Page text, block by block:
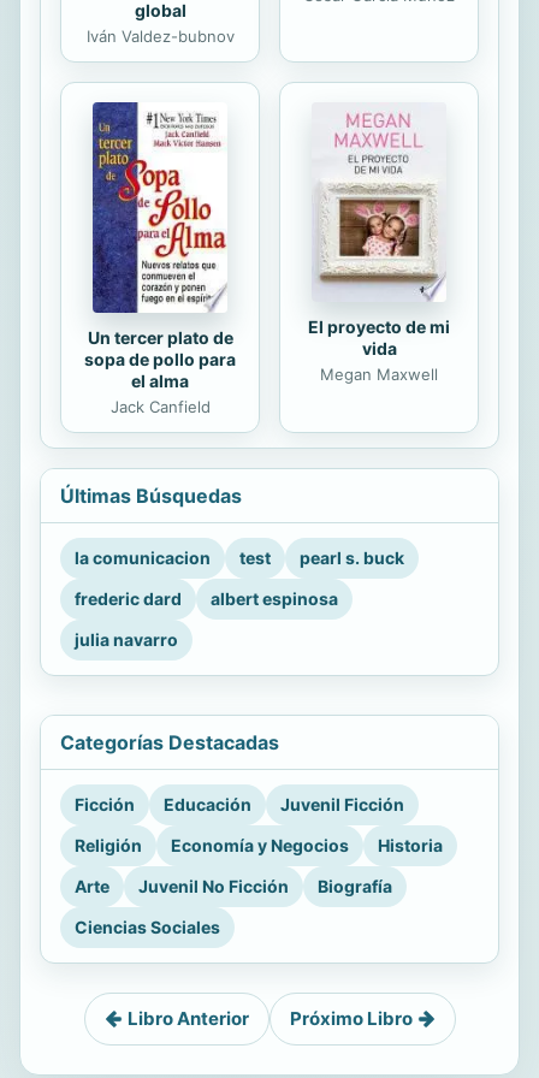
global
Iván Valdez-bubnov
Un tercer plato de
sopa de pollo para
el alma
Jack Canfield
El proyecto de mi
vida
Megan Maxwell
Últimas Búsquedas
la comunicacion test
pearl s. buck
frederic dard
albert espinosa
julia navarro
Categorías Destacadas
Ficción Educación
Juvenil Ficción
Religión
Economía y Negocios
Historia
Arte
Juvenil No Ficción
Biografía
Ciencias Sociales
Libro Anterior Próximo Libro